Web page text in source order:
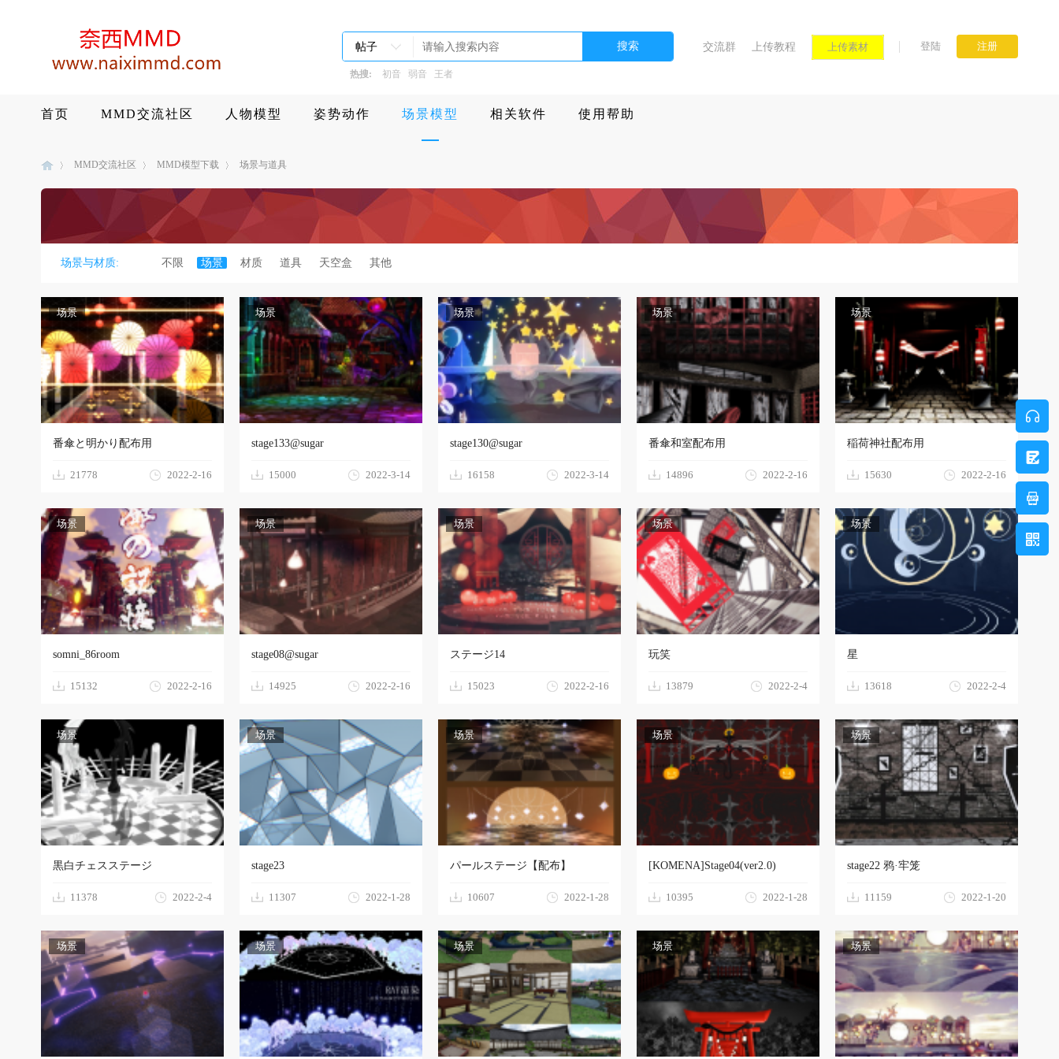
帖子 搜索
热搜: 初音 弱音 王者
交流群 上传教程 上传素材 登陆 注册
首页 MMD交流社区 人物模型 姿势动作 场景模型 相关软件 使用帮助
M
D
下
MMD交流社区 MMD模型下载 场景与道具
场景与材质: 不限 场景 材质 道具 天空盒 其他
场景
番傘と明かり配布用
21778 2022-2-16
场景
stage133@sugar
15000 2022-3-14
场景
stage130@sugar
16158 2022-3-14
场景
番傘和室配布用
14896 2022-2-16
场景
稲荷神社配布用
15630 2022-2-16
场景
somni_86room
15132 2022-2-16
场景
stage08@sugar
14925 2022-2-16
场景
ステージ14
15023 2022-2-16
场景
玩笑
13879 2022-2-4
场景
星
13618 2022-2-4
场景
黒白チェスステージ
11378 2022-2-4
场景
stage23
11307 2022-1-28
场景
パールステージ【配布】
10607 2022-1-28
场景
[KOMENA]Stage04(ver2.0)
10395 2022-1-28
场景
stage22 鸦·牢笼
11159 2022-1-20
场景 场景 场景 场景 场景